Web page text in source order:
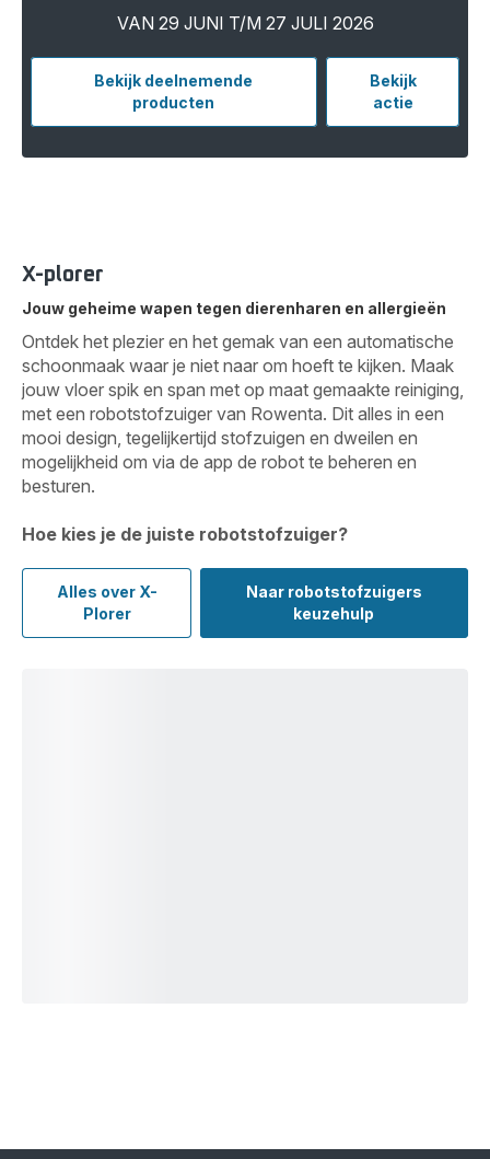
VAN 29 JUNI T/M 27 JULI 2026
Bekijk
actie
Bekijk deelnemende
producten
X-plorer
Jouw geheime wapen tegen dierenharen en allergieën
Ontdek het plezier en het gemak van een automatische
schoonmaak waar je niet naar om hoeft te kijken. Maak
jouw vloer spik en span met op maat gemaakte reiniging,
met een robotstofzuiger van Rowenta. Dit alles in een
mooi design, tegelijkertijd stofzuigen en dweilen en
mogelijkheid om via de app de robot te beheren en
besturen.
Hoe kies je de juiste robotstofzuiger?
Naar robotstofzuigers
keuzehulp
Alles over X-
Plorer